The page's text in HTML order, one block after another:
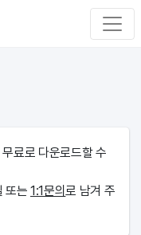
료로 다운로드할 수
또는 1:1문의로 남겨 주